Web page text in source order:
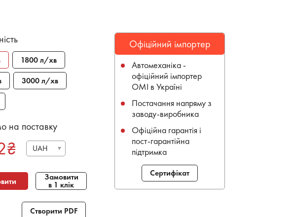
1800 л/хв
3000 л/хв
на поставку
₴ UAH
Замовити
в 1 клік
Створити PDF
Офіційний імпортер
Автомеханіка -
офіційний імпортер
OMI в Україні
Постачання напряму з
заводу-виробника
Офіційна гарантія і
пост-гарантійна
підтримка
Сертифікат